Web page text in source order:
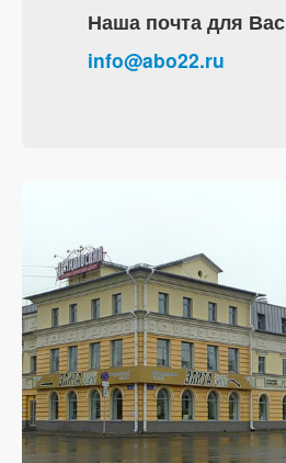
Наша почта для Вас
info@abo22.ru